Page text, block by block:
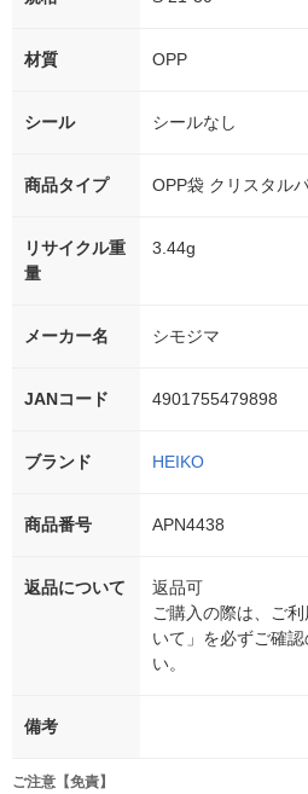
材質 OPP
シール シールなし
商品タイプ OPP袋 クリスタル
リサイクル重
量
3.44g
メーカー名 シモジマ
JANコード 4901755479898
ブランド HEIKO
商品番号 APN4438
返品について
返品可
ご購入の際は、ご
いて」を必ずご確
い。
備考
ご注意【免責】